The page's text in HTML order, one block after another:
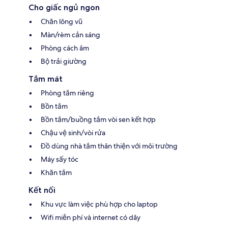
Cho giấc ngủ ngon
Chăn lông vũ
Màn/rèm cản sáng
Phòng cách âm
Bộ trải giường
Tắm mát
Phòng tắm riêng
Bồn tắm
Bồn tắm/buồng tắm vòi sen kết hợp
Chậu vệ sinh/vòi rửa
Đồ dùng nhà tắm thân thiện với môi trường
Máy sấy tóc
Khăn tắm
Kết nối
Khu vực làm việc phù hợp cho laptop
Wifi miễn phí và internet có dây